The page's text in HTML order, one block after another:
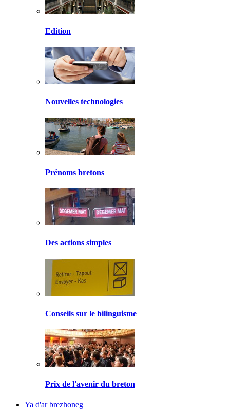
Edition
Nouvelles technologies
Prénoms bretons
Des actions simples
Conseils sur le bilinguisme
Prix de l'avenir du breton
Ya d'ar brezhoneg